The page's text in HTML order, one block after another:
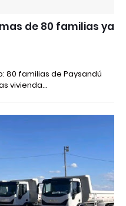
de 80 familias ya
80 familias de Paysandú
vivienda…